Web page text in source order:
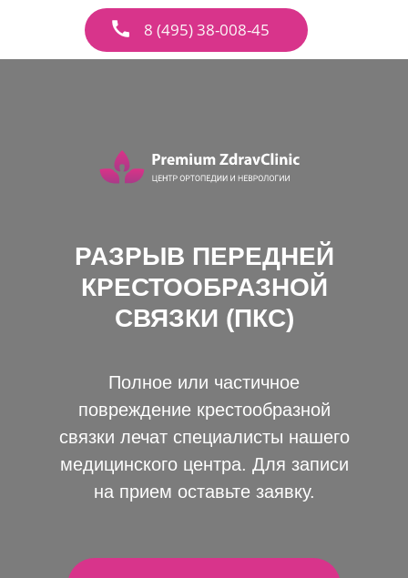
8 (495) 38-008-45
РАЗРЫВ ПЕРЕДНЕЙ
КРЕСТООБРАЗНОЙ
СВЯЗКИ (ПКС)
Полное или частичное
повреждение крестообразной
связки лечат специалисты нашего
медицинского центра. Для записи
на прием оставьте заявку.